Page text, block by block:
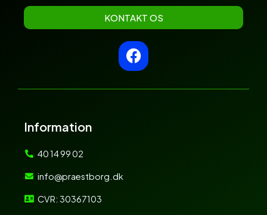
KONTAKT OS
F
a
e
Information
40 14 99 02
info@praestborg.dk
CVR: 30367103